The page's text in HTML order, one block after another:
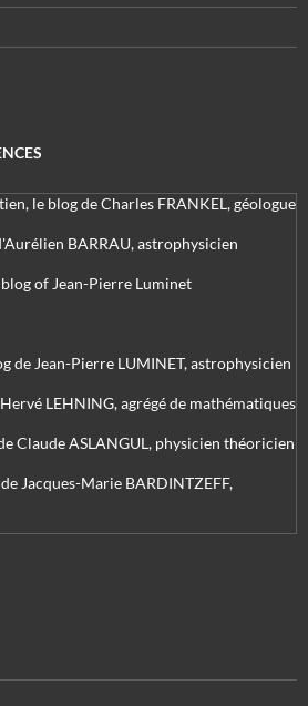
le blog de Charles FRANKEL, géologue
BARRAU, astrophysicien
of Jean-Pierre Luminet
de Jean-Pierre LUMINET, astrophysicien
LEHNING, agrégé de mathématiques
Claude ASLANGUL, physicien théoricien
Jacques-Marie BARDINTZEFF,